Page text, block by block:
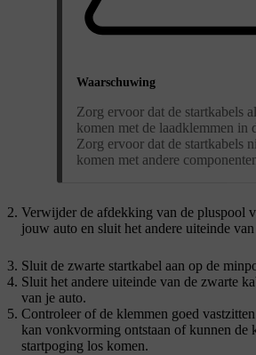
Waarschuwing
Zorg ervoor dat de startkabels
komen met de laadklemmen in
Zorg ervoor dat de startkabels
komen met andere
Verwijder de afdekking van de pluspool
jouw auto en sluit het andere uiteinde
Sluit de zwarte startkabel aan op de
Sluit het andere uiteinde van de zwarte
van je auto.
Controleer of de klemmen goed
kan vonkvorming ontstaan of kunnen de
startpoging los komen.